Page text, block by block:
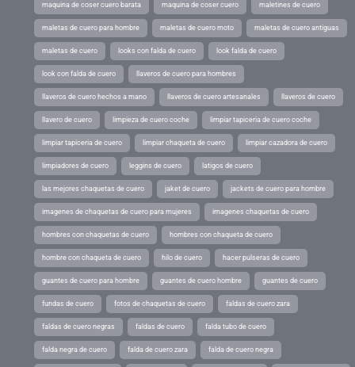
maquina de coser cuero barata maquina de coser cuero maletines de cuero
maletas de cuero para hombre maletas de cuero moto maletas de cuero antiguas
maletas de cuero looks con falda de cuero look falda de cuero
look con falda de cuero llaveros de cuero para hombres
llaveros de cuero hechos a mano llaveros de cuero artesanales llaveros de cuero
llavero de cuero limpieza de cuero coche limpiar tapiceria de cuero coche
limpiar tapiceria de cuero limpiar chaqueta de cuero limpiar cazadora de cuero
limpiadores de cuero leggins de cuero latigos de cuero
las mejores chaquetas de cuero jaket de cuero jackets de cuero para hombre
imagenes de chaquetas de cuero para mujeres imagenes chaquetas de cuero
hombres con chaquetas de cuero hombres con chaqueta de cuero
hombre con chaqueta de cuero hilo de cuero hacer pulseras de cuero
guantes de cuero para hombre guantes de cuero hombre guantes de cuero
fundas de cuero fotos de chaquetas de cuero faldas de cuero zara
faldas de cuero negras faldas de cuero falda tubo de cuero
falda negra de cuero falda de cuero zara falda de cuero negra